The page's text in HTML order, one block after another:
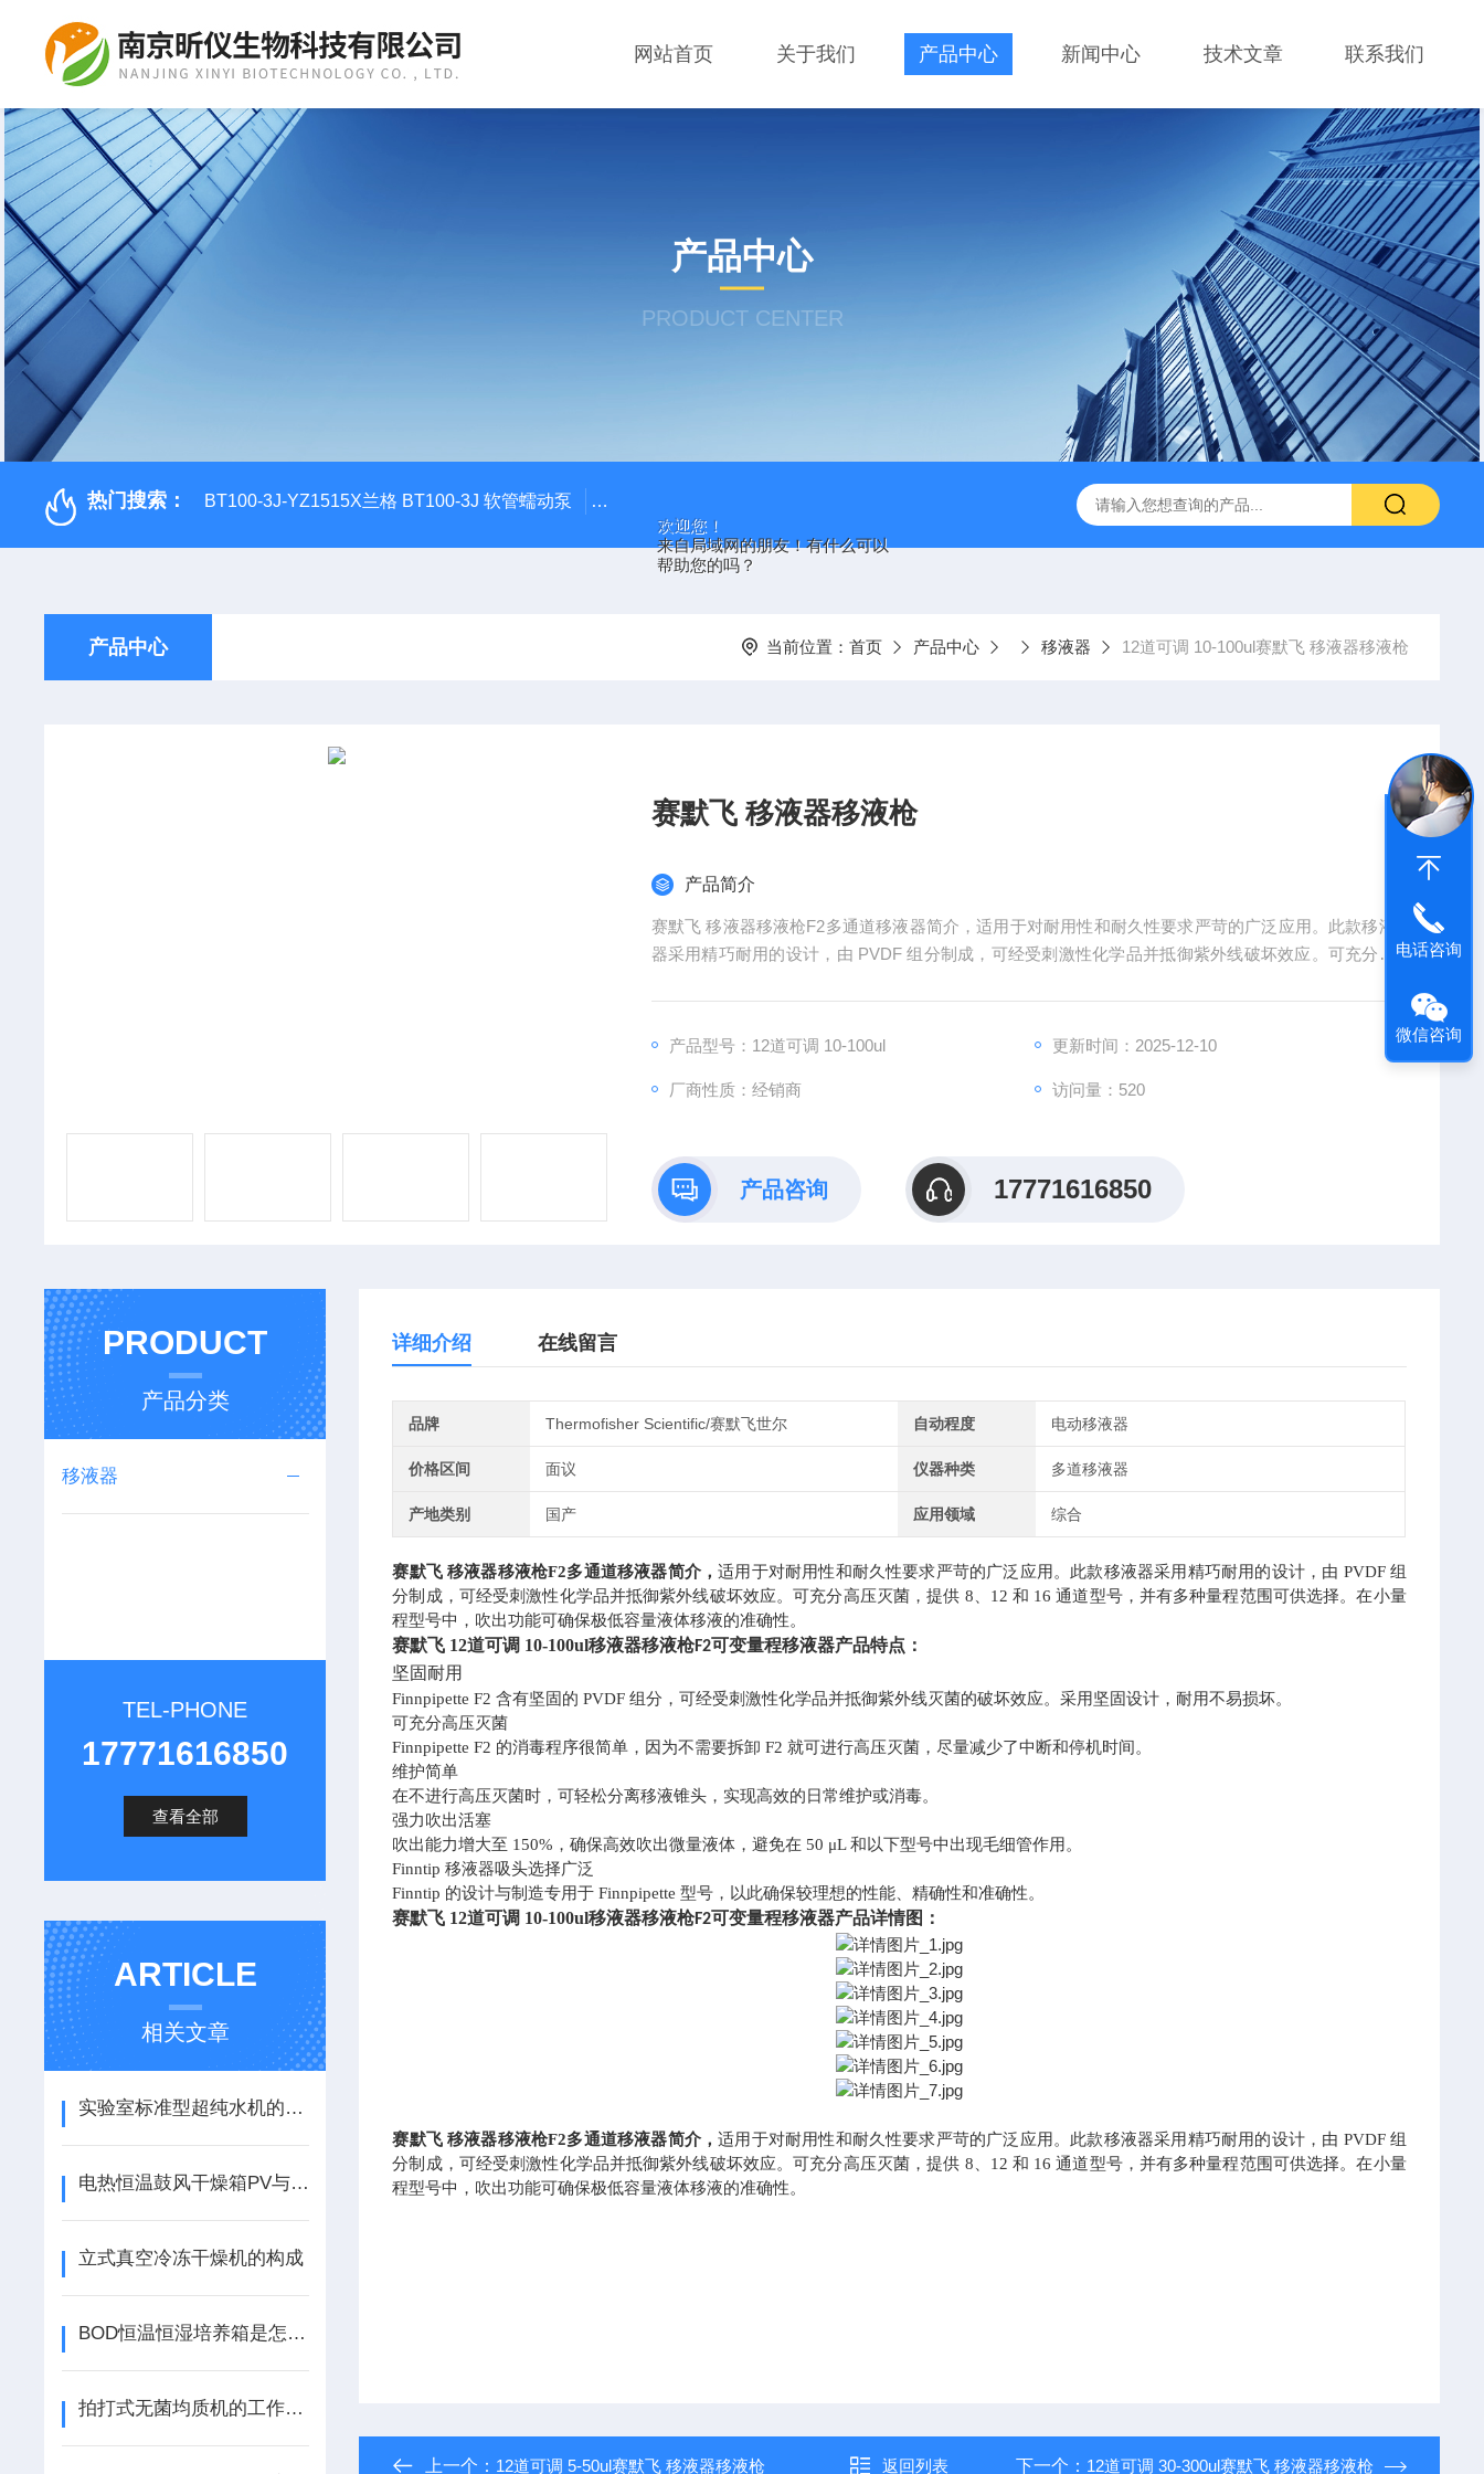
欢迎您！
来自局域网的朋友！有什么可以
帮助您的吗？
网站首页 关于我们 产品中心 新闻中心 技术文章 联系我们
产品中心
PRODUCT CENTER
热门搜索： BT100-3J-YZ1515X兰格 BT100-3J 软管蠕动泵 LDS-1G上海青浦绿洲粮食谷物水分测定仪 叶拓 MGC-1000P 恒温恒湿光照培养箱 LRH-300DB叶拓
产品中心 当前位置： 首页 产品中心 移液器 12道可调 10-100ul赛默飞 移液器移液枪
赛默飞 移液器移液枪
产品简介
赛默飞 移液器移液枪F2多通道移液器简介，适用于对耐用性和耐久性要求严苛的广泛应用。此款移液
器采用精巧耐用的设计，由 PVDF 组分制成，可经受刺激性化学品并抵御紫外线破坏效应。可充分高
产品型号：12道可调 10-100ul
更新时间：2025-12-10
厂商性质：经销商 访问量：520
产品咨询 17771616850
PRODUCT
产品分类
移液器
TEL-PHONE
17771616850
查看全部
ARTICLE
相关文章
实验室标准型超纯水机的安全使用指南
电热恒温鼓风干燥箱PV与SV的理解及其功能
立式真空冷冻干燥机的构成
BOD恒温恒湿培养箱是怎么工作的？
拍打式无菌均质机的工作原理来了解下！
详细介绍 在线留言
品牌 Thermofisher Scientific/赛默飞世尔 自动程度 电动移液器
价格区间 面议 仪器种类 多道移液器
产地类别 国产 应用领域 综合
赛默飞 移液器移液枪F2多通道移液器简介，适用于对耐用性和耐久性要求严苛的广泛应用。此款移液器采用精巧耐用的设计，由 PVDF 组
分制成，可经受刺激性化学品并抵御紫外线破坏效应。可充分高压灭菌，提供 8、12 和 16 通道型号，并有多种量程范围可供选择。在小量
程型号中，吹出功能可确保极低容量液体移液的准确性。
赛默飞 12道可调 10-100ul移液器移液枪F2可变量程移液器产品特点 ：
坚固耐用
Finnpipette F2 含有坚固的 PVDF 组分，可经受刺激性化学品并抵御紫外线灭菌的破坏效应。采用坚固设计，耐用不易损坏。
可充分高压灭菌
Finnpipette F2 的消毒程序很简单，因为不需要拆卸 F2 就可进行高压灭菌，尽量减少了中断和停机时间。
维护简单
在不进行高压灭菌时，可轻松分离移液锥头，实现高效的日常维护或消毒。
强力吹出活塞
吹出能力增大至 150%，确保高效吹出微量液体，避免在 50 μL 和以下型号中出现毛细管作用。
Finntip 移液器吸头选择广泛
Finntip 的设计与制造专用于 Finnpipette 型号，以此确保较理想的性能、精确性和准确性。
赛默飞 12道可调 10-100ul移液器移液枪F2可变量程移液器产品详情图：
赛默飞 移液器移液枪F2多通道移液器简介，适用于对耐用性和耐久性要求严苛的广泛应用。此款移液器采用精巧耐用的设计，由 PVDF 组
分制成，可经受刺激性化学品并抵御紫外线破坏效应。可充分高压灭菌，提供 8、12 和 16 通道型号，并有多种量程范围可供选择。在小量
程型号中，吹出功能可确保极低容量液体移液的准确性。
上一个： 12道可调 5-50ul赛默飞 移液器移液枪 返回列表 下一个： 12道可调 30-300ul赛默飞 移液器移液枪
电话咨询
微信咨询